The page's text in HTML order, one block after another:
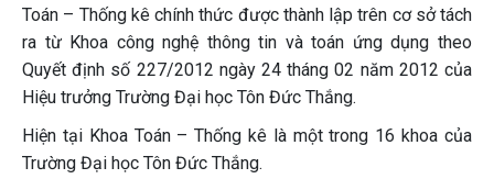
Toán – Thống kê chính thức được thành lập trên cơ sở tách
ra từ Khoa công nghệ thông tin và toán ứng dụng theo
Quyết định số 227/2012 ngày 24 tháng 02 năm 2012 của
Hiệu trưởng Trường Đại học Tôn Đức Thắng.
Hiện tại Khoa Toán – Thống kê là một trong 16 khoa của
Trường Đại học Tôn Đức Thắng.